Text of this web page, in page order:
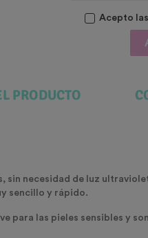
Acepto las
PRODUCTO
sin necesidad de luz
sencillo y rápido.
para las pieles sensibles y